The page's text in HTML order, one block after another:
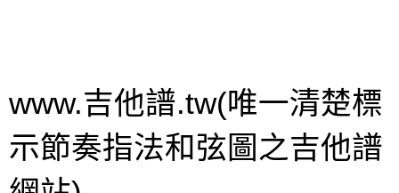
www.吉他譜.tw(唯一清楚標
示節奏指法和弦圖之吉他譜